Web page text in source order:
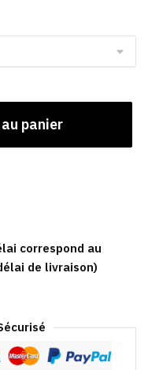
panier
correspond au
de livraison)